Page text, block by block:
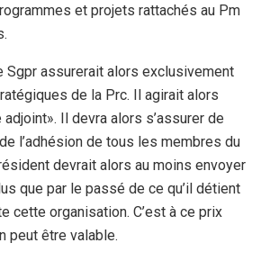
et projets rattachés au Pm
Sgpr assurerait alors exclusivement
de la Prc. Il agirait alors
Il devra alors s’assurer de
l’adhésion de tous les membres du
devrait alors au moins envoyer
que par le passé de ce qu’il détient
cette organisation. C’est à ce prix
peut être valable.